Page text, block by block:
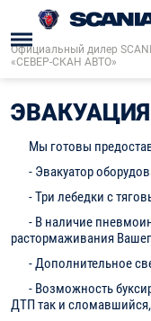
Официальный дилер
«СЕВЕР-СКАН АВТО»
Главная → Сервис
Мы готовы
- Эвакуатор
- Три лебедки с
- В наличие
растормаживания
- Дополнительное
- Возможность
ДТП так и